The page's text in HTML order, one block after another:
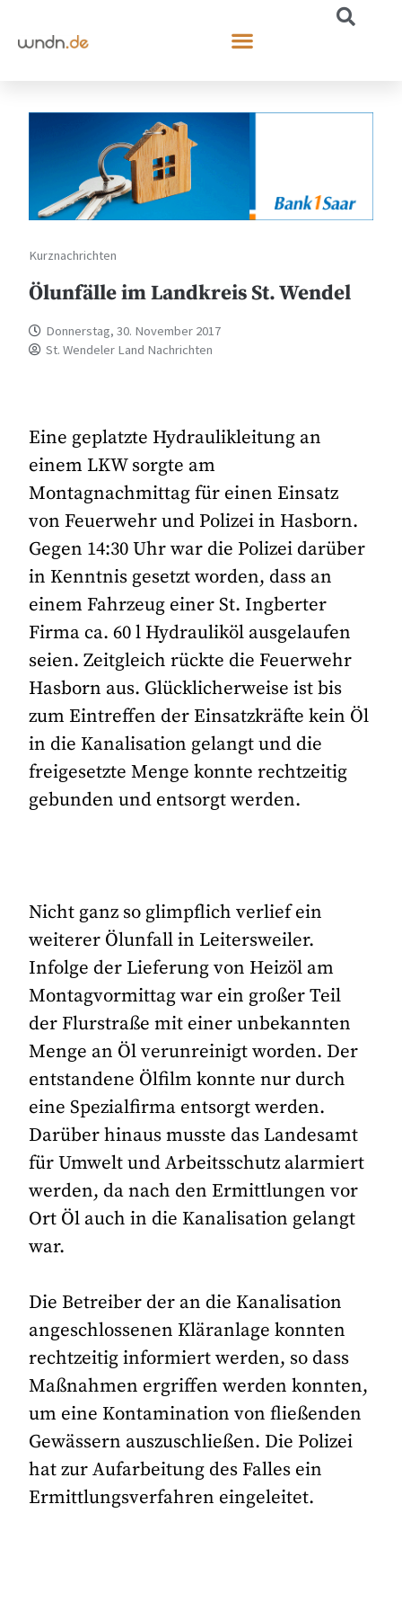
Kurznachrichten
Ölunfälle im Landkreis St. Wendel
Donnerstag, 30. November 2017
St. Wendeler Land Nachrichten
Eine geplatzte Hydraulikleitung an
einem LKW sorgte am
Montagnachmittag für einen Einsatz
von Feuerwehr und Polizei in Hasborn.
Gegen 14:30 Uhr war die Polizei darüber
in Kenntnis gesetzt worden, dass an
einem Fahrzeug einer St. Ingberter
Firma ca. 60 l Hydrauliköl ausgelaufen
seien. Zeitgleich rückte die Feuerwehr
Hasborn aus. Glücklicherweise ist bis
zum Eintreffen der Einsatzkräfte kein Öl
in die Kanalisation gelangt und die
freigesetzte Menge konnte rechtzeitig
gebunden und entsorgt werden.
Nicht ganz so glimpflich verlief ein
weiterer Ölunfall in Leitersweiler.
Infolge der Lieferung von Heizöl am
Montagvormittag war ein großer Teil
der Flurstraße mit einer unbekannten
Menge an Öl verunreinigt worden. Der
entstandene Ölfilm konnte nur durch
eine Spezialfirma entsorgt werden.
Darüber hinaus musste das Landesamt
für Umwelt und Arbeitsschutz alarmiert
werden, da nach den Ermittlungen vor
Ort Öl auch in die Kanalisation gelangt
war.
Die Betreiber der an die Kanalisation
angeschlossenen Kläranlage konnten
rechtzeitig informiert werden, so dass
Maßnahmen ergriffen werden konnten,
um eine Kontamination von fließenden
Gewässern auszuschließen. Die Polizei
hat zur Aufarbeitung des Falles ein
Ermittlungsverfahren eingeleitet.